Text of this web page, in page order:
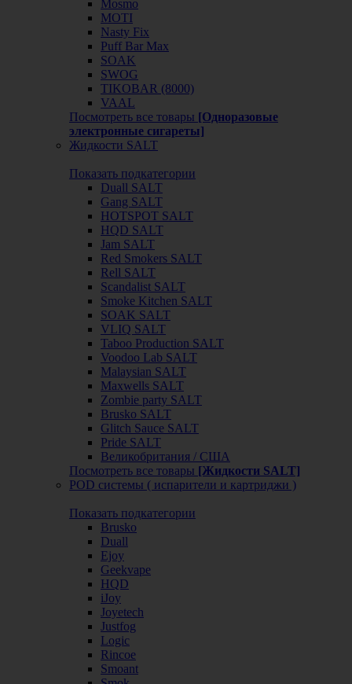
Mosmo
MOTI
Nasty Fix
Puff Bar Max
SOAK
SWOG
TIKOBAR (8000)
VAAL
Посмотреть все товары [Одноразовые
электронные сигареты]
Жидкости SALT
Показать подкатегории
Duall SALT
Gang SALT
HOTSPOT SALT
HQD SALT
Jam SALT
Red Smokers SALT
Rell SALT
Scandalist SALT
Smoke Kitchen SALT
SOAK SALT
VLIQ SALT
Taboo Production SALT
Voodoo Lab SALT
Malaysian SALT
Maxwells SALT
Zombie party SALT
Brusko SALT
Glitch Sauce SALT
Pride SALT
Великобритания / США
Посмотреть все товары [Жидкости SALT]
POD системы ( испарители и картриджи )
Показать подкатегории
Brusko
Duall
Ejoy
Geekvape
HQD
iJoy
Joyetech
Justfog
Logic
Rincoe
Smoant